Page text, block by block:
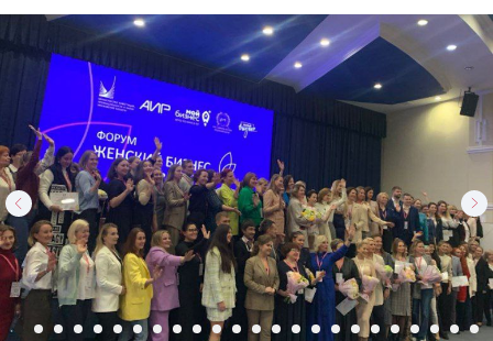
Команда